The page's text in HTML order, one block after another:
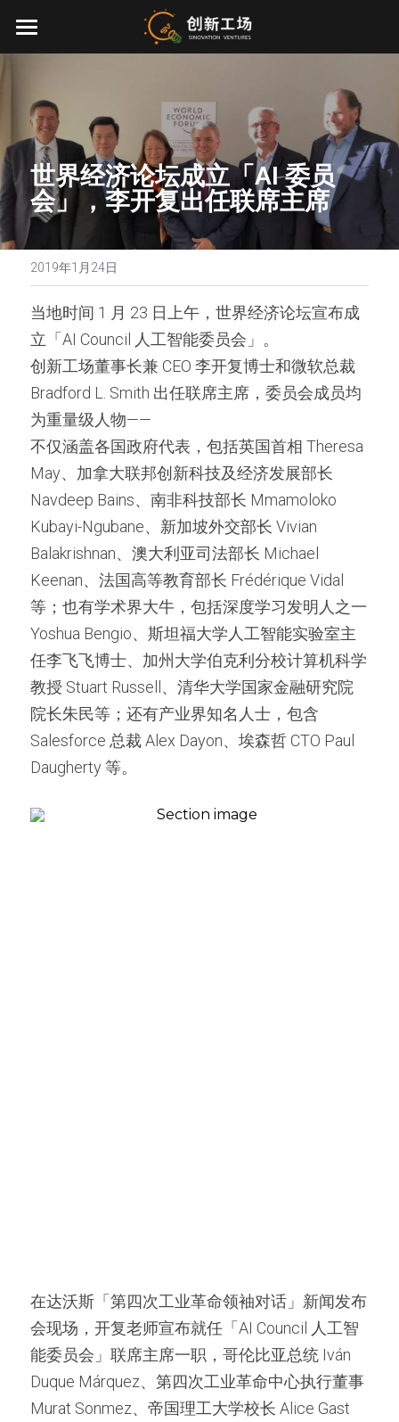
首页
投资业务
最新动态
关于我们
团队介绍
创业服务
环境、社会与治理
联系我们
加入我们
零一万物
EN
世界经济论坛成立「AI 委员
会」，李开复出任联席主席
2019年1月24日
当地时间 1 月 23 日上午，世界经济论坛宣布成
立「AI Council 人工智能委员会」。
创新工场董事长兼 CEO 李开复博士和微软总裁
Bradford L. Smith 出任联席主席，委员会成员均
为重量级人物——
不仅涵盖各国政府代表，包括英国首相 Theresa
May、加拿大联邦创新科技及经济发展部长
Navdeep Bains、南非科技部长 Mmamoloko
Kubayi-Ngubane、新加坡外交部长 Vivian
Balakrishnan、澳大利亚司法部长 Michael
Keenan、法国高等教育部长 Frédérique Vidal
等；也有学术界大牛，包括深度学习发明人之一
Yoshua Bengio、斯坦福大学人工智能实验室主
任李飞飞博士、加州大学伯克利分校计算机科学
教授 Stuart Russell、清华大学国家金融研究院
院长朱民等；还有产业界知名人士，包含
Salesforce 总裁 Alex Dayon、埃森哲 CTO Paul
Daugherty 等。
在达沃斯「第四次工业革命领袖对话」新闻发布
会现场，开复老师宣布就任「AI Council 人工智
能委员会」联席主席一职，哥伦比亚总统 Iván
Duque Márquez、第四次工业革命中心执行董事
Murat Sonmez、帝国理工大学校长 Alice Gast